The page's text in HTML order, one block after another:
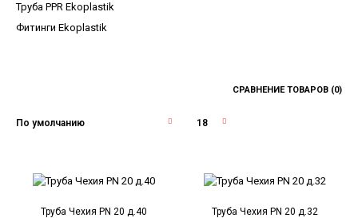
Труба PPR Ekoplastik
Фитинги Ekoplastik
СРАВНЕНИЕ ТОВАРОВ (0)
Труба Чехия PN 20 д.40 Труба Чехия PN 20 д.32